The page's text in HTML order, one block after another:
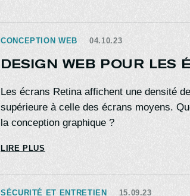
CONCEPTION WEB 04.10.23
DESIGN WEB POUR LES
Les écrans Retina affichent une densité
supérieure à celle des écrans moyens.
la conception graphique ?
LIRE PLUS
SÉCURITÉ ET ENTRETIEN 15.09.23